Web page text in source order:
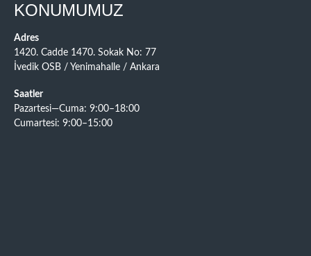
KONUMUMUZ
Adres
1420. Cadde 1470. Sokak No: 77
İvedik OSB / Yenimahalle / Ankara
Saatler
Pazartesi—Cuma: 9:00–18:00
Cumartesi: 9:00–15:00